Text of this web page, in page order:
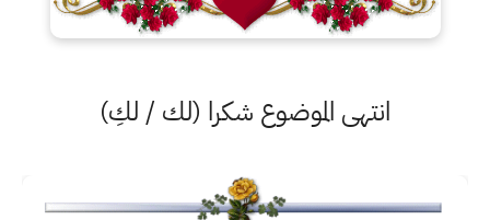
انتهى الموضوع شكرا (لك / لكِ)